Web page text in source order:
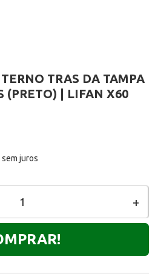
TRAS DA TAMPA
(PRETO) | LIFAN X60
+